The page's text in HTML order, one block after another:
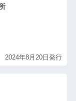
2024年8月20日発行